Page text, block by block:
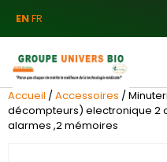
ENFR
Accueil /Accessoires /
décompteurs) electronique 2
alarmes ,2 mémoires